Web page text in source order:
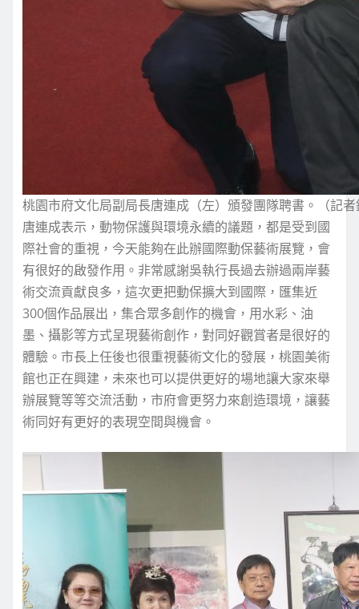
桃園市府文化局副局長唐連成（左）頒發團隊聘書。（記
唐連成表示，動物保護與環境永續的議題，都是受到國
際社會的重視，今天能夠在此辦國際動保藝術展覽，會
有很好的啟發作用。非常感謝吳執行長過去辦過兩岸藝
術交流貢獻良多，這次更把動保擴大到國際，匯集近
300個作品展出，集合眾多創作的機會，用水彩、油
墨、攝影等方式呈現藝術創作，對同好觀賞者是很好的
體驗。市長上任後也很重視藝術文化的發展，桃園美術
館也正在興建，未來也可以提供更好的場地讓大家來舉
辦展覽等等交流活動，市府會更努力來創造環境，讓藝
術同好有更好的表現空間與機會。